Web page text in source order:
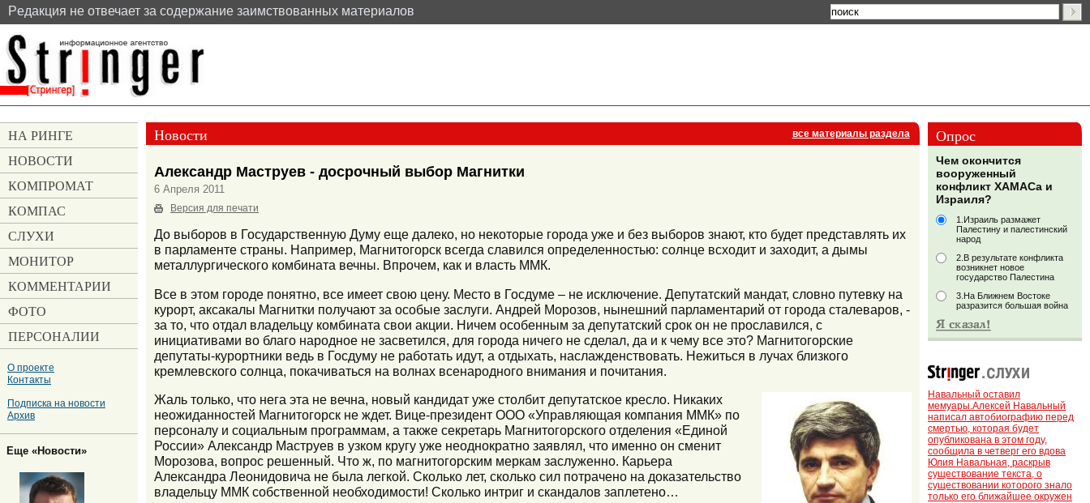
Pедакция не отвечает за содержание заимствованных материалов
Новости все материалы раздела
Александр Маструев - досрочный выбор Магнитки
6 Апреля 2011
Версия для печати
До выборов в Государственную Думу еще далеко, но некоторые города уже и без выборов знают, кто будет представлять их
в парламенте страны. Например, Магнитогорск всегда славился определенностью: солнце всходит и заходит, а дымы
металлургического комбината вечны. Впрочем, как и власть ММК.
Все в этом городе понятно, все имеет свою цену. Место в Госдуме – не исключение. Депутатский мандат, словно путевку на
курорт, аксакалы Магнитки получают за особые заслуги. Андрей Морозов, нынешний парламентарий от города сталеваров, -
за то, что отдал владельцу комбината свои акции. Ничем особенным за депутатский срок он не прославился, с
инициативами во благо народное не засветился, для города ничего не сделал, да и к чему все это? Магнитогорские
депутаты-курортники ведь в Госдуму не работать идут, а отдыхать, наслажденствовать. Нежиться в лучах близкого
кремлевского солнца, покачиваться на волнах всенародного внимания и почитания.
Жаль только, что нега эта не вечна, новый кандидат уже столбит депутатское кресло. Никаких
неожиданностей Магнитогорск не ждет. Вице-президент ООО «Управляющая компания ММК» по
персоналу и социальным программам, а также секретарь Магнитогорского отделения «Единой
России» Александр Маструев в узком кругу уже неоднократно заявлял, что именно он сменит
Морозова, вопрос решенный. Что ж, по магнитогорским меркам заслуженно. Карьера
Александра Леонидовича не была легкой. Сколько лет, сколько сил потрачено на доказательство
владельцу ММК собственной необходимости! Сколько интриг и скандалов заплетено…
Опрос
Чем окончится
вооруженный
конфликт ХАМАСа и
Израиля?
1.Израиль размажет
Палестину и палестинский
народ
2.В результате конфликта
возникнет новое
государство Палестина
3.На Ближнем Востоке
разразится большая война
Навальный оставил
мемуары.Алексей Навальный
написал автобиографию перед
смертью, которая будет
опубликована в этом году,
сообщила в четверг его вдова
Юлия Навальная, раскрыв
существование текста, о
существовании которого знало
только его ближайшее окружен
НА РИНГЕ
НОВОСТИ
КОМПРОМАТ
КОМПАС
СЛУХИ
МОНИТОР
КОММЕНТАРИИ
ФОТО
ПЕРСОНАЛИИ
О проекте
Контакты
Подписка на новости
Архив
Еще «Новости»